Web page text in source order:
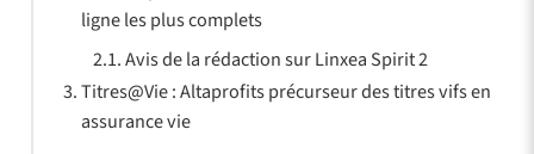
ligne les plus complets
Avis de la rédaction sur Linxea Spirit 2
Titres@Vie : Altaprofits précurseur des titres vifs en
assurance vie